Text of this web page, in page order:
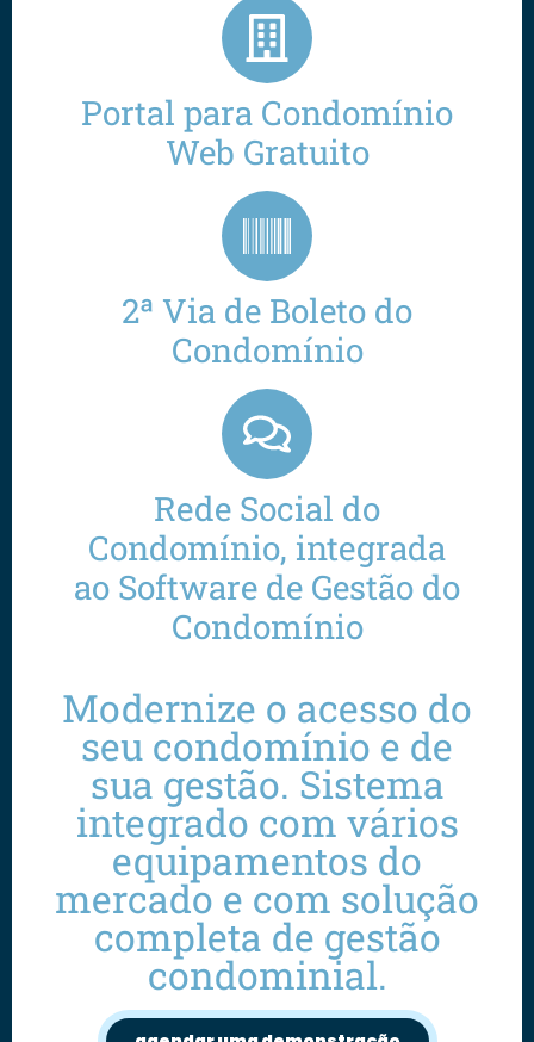
Portal para Condomínio
Web Gratuito
2ª Via de Boleto do
Condomínio
Rede Social do
Condomínio, integrada
ao Software de Gestão do
Condomínio
Modernize o acesso do
seu condomínio e de
sua gestão. Sistema
integrado com vários
equipamentos do
mercado e com solução
completa de gestão
condominial.